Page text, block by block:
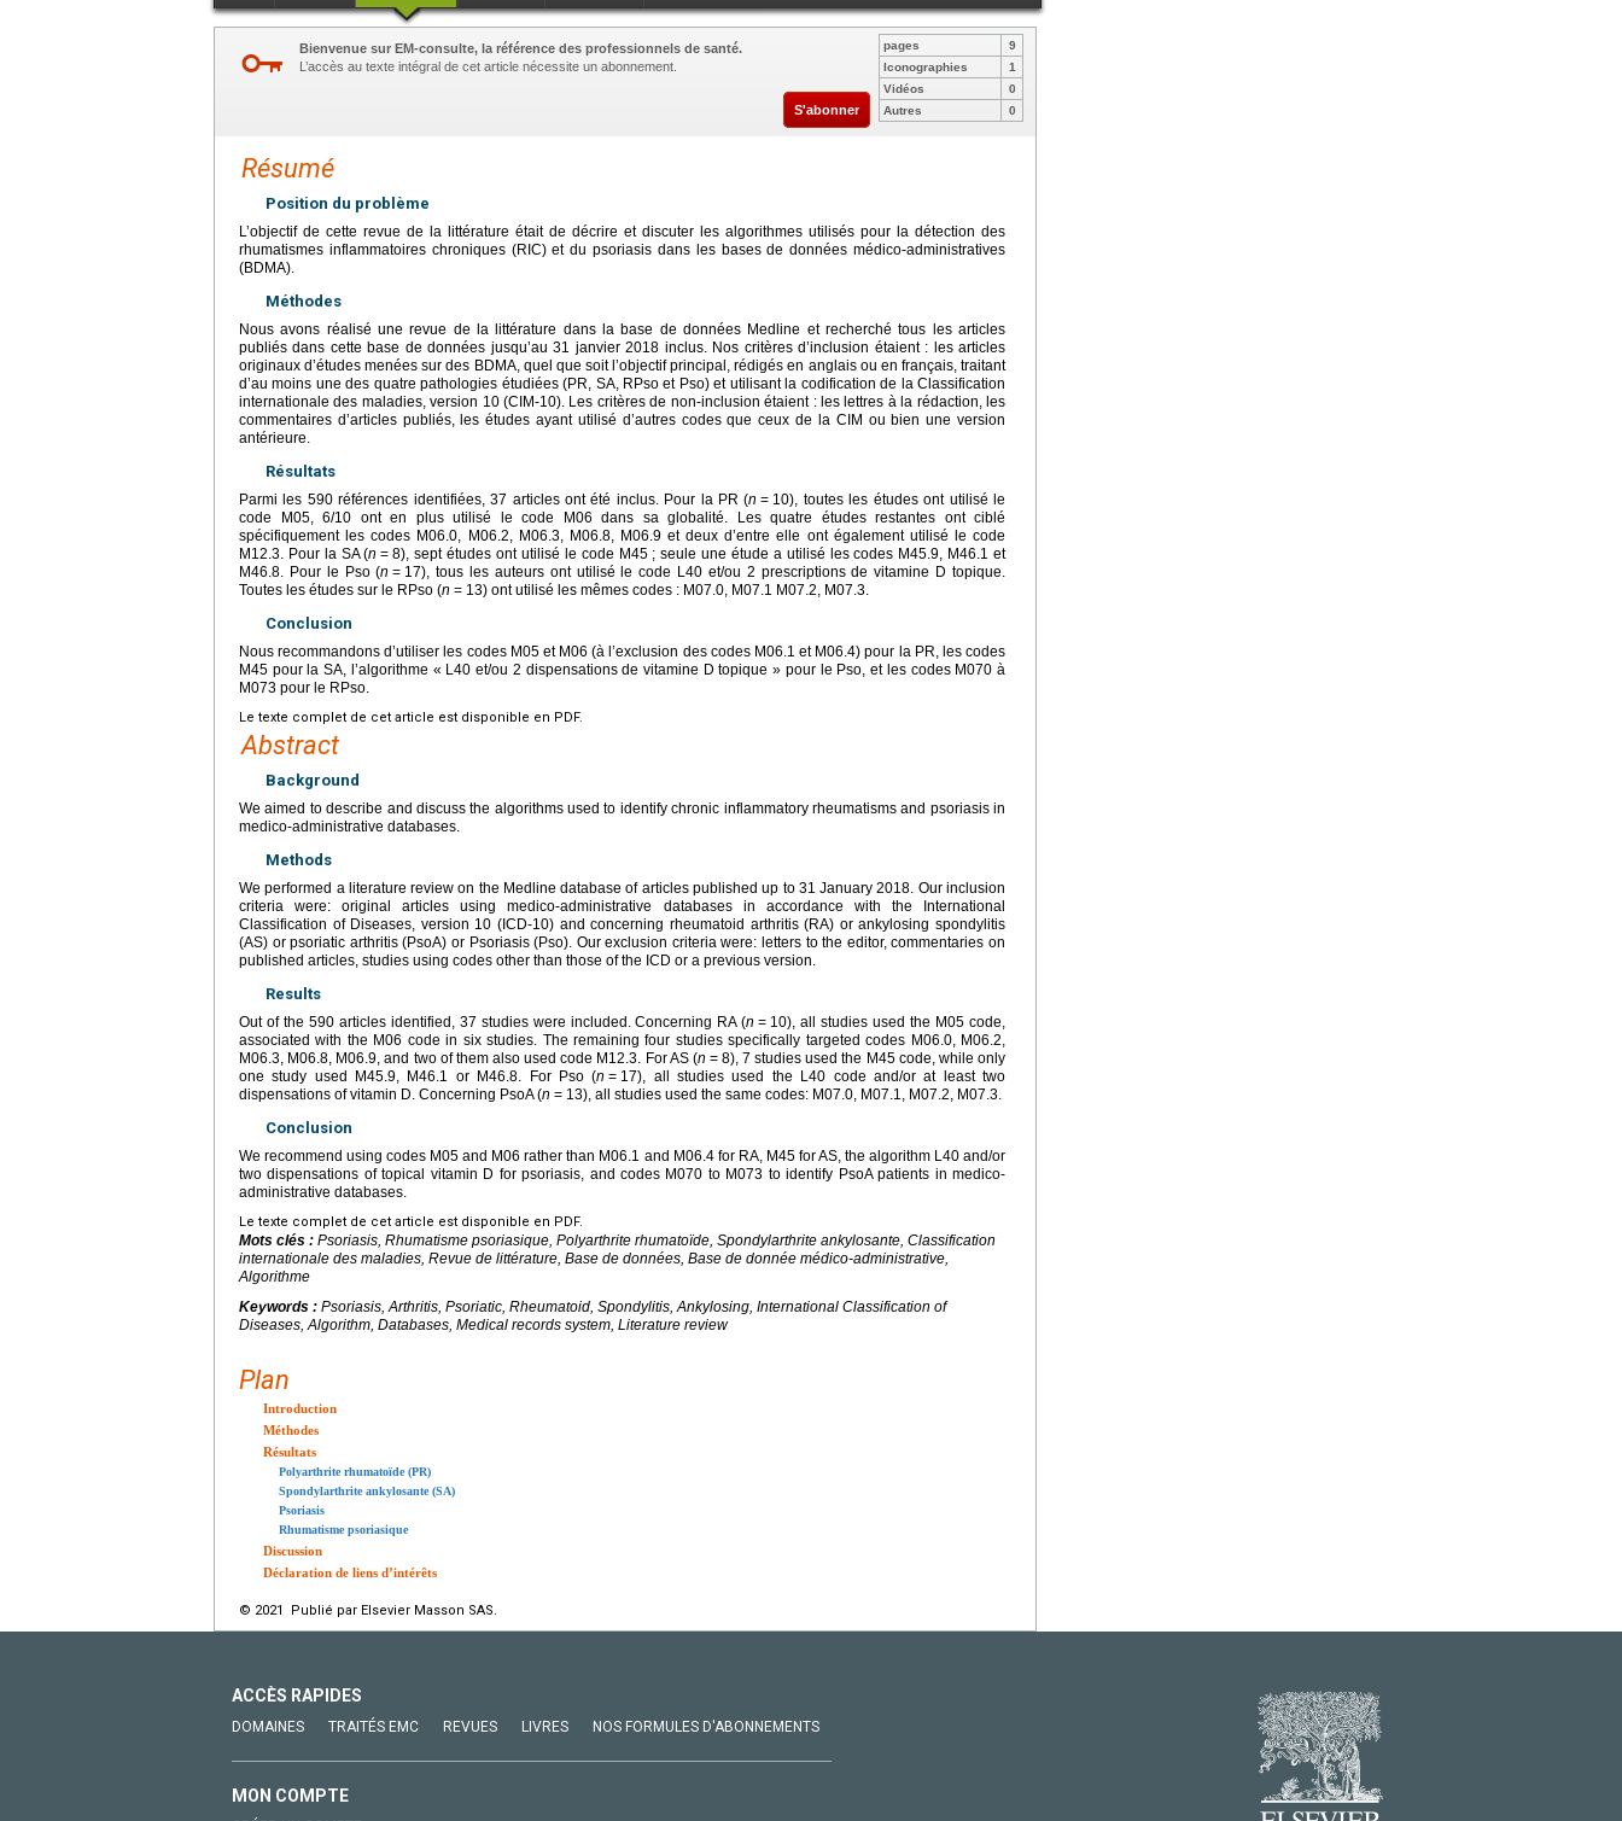
Bienvenue sur EM-consulte, la référence des professionnels de santé.
L’accès au texte intégral de cet article nécessite un abonnement.
S'abonner
pages
9
Iconographies
1
Vidéos
0
Autres
0
Résumé
Position du problème
L’objectif de cette revue de la littérature était de décrire et discuter les algorithmes utilisés pour la détection des
rhumatismes inflammatoires chroniques (RIC) et du psoriasis dans les bases de données médico-administratives
(BDMA).
Méthodes
Nous avons réalisé une revue de la littérature dans la base de données Medline et recherché tous les articles
publiés dans cette base de données jusqu’au 31 janvier 2018 inclus. Nos critères d’inclusion étaient : les articles
originaux d’études menées sur des BDMA, quel que soit l’objectif principal, rédigés en anglais ou en français, traitant
d’au moins une des quatre pathologies étudiées (PR, SA, RPso et Pso) et utilisant la codification de la Classification
internationale des maladies, version 10 (CIM-10). Les critères de non-inclusion étaient : les lettres à la rédaction, les
commentaires d’articles publiés, les études ayant utilisé d’autres codes que ceux de la CIM ou bien une version
antérieure.
Résultats
Parmi les 590 références identifiées, 37 articles ont été inclus. Pour la PR (n = 10), toutes les études ont utilisé le
code M05, 6/10 ont en plus utilisé le code M06 dans sa globalité. Les quatre études restantes ont ciblé
spécifiquement les codes M06.0, M06.2, M06.3, M06.8, M06.9 et deux d’entre elle ont également utilisé le code
M12.3. Pour la SA (n = 8), sept études ont utilisé le code M45 ; seule une étude a utilisé les codes M45.9, M46.1 et
M46.8. Pour le Pso (n = 17), tous les auteurs ont utilisé le code L40 et/ou 2 prescriptions de vitamine D topique.
Toutes les études sur le RPso (n = 13) ont utilisé les mêmes codes : M07.0, M07.1 M07.2, M07.3.
Conclusion
Nous recommandons d’utiliser les codes M05 et M06 (à l’exclusion des codes M06.1 et M06.4) pour la PR, les codes
M45 pour la SA, l’algorithme « L40 et/ou 2 dispensations de vitamine D topique » pour le Pso, et les codes M070 à
M073 pour le RPso.
Le texte complet de cet article est disponible en PDF.
Abstract
Background
We aimed to describe and discuss the algorithms used to identify chronic inflammatory rheumatisms and psoriasis in
medico-administrative databases.
Methods
We performed a literature review on the Medline database of articles published up to 31 January 2018. Our inclusion
criteria were: original articles using medico-administrative databases in accordance with the International
Classification of Diseases, version 10 (ICD-10) and concerning rheumatoid arthritis (RA) or ankylosing spondylitis
(AS) or psoriatic arthritis (PsoA) or Psoriasis (Pso). Our exclusion criteria were: letters to the editor, commentaries on
published articles, studies using codes other than those of the ICD or a previous version.
Results
Out of the 590 articles identified, 37 studies were included. Concerning RA (n = 10), all studies used the M05 code,
associated with the M06 code in six studies. The remaining four studies specifically targeted codes M06.0, M06.2,
M06.3, M06.8, M06.9, and two of them also used code M12.3. For AS (n = 8), 7 studies used the M45 code, while only
one study used M45.9, M46.1 or M46.8. For Pso (n = 17), all studies used the L40 code and/or at least two
dispensations of vitamin D. Concerning PsoA (n = 13), all studies used the same codes: M07.0, M07.1, M07.2, M07.3.
Conclusion
We recommend using codes M05 and M06 rather than M06.1 and M06.4 for RA, M45 for AS, the algorithm L40 and/or
two dispensations of topical vitamin D for psoriasis, and codes M070 to M073 to identify PsoA patients in medico-
administrative databases.
Le texte complet de cet article est disponible en PDF.
Mots clés : Psoriasis, Rhumatisme psoriasique, Polyarthrite rhumatoïde, Spondylarthrite ankylosante, Classification
internationale des maladies, Revue de littérature, Base de données, Base de donnée médico-administrative,
Algorithme
Keywords : Psoriasis, Arthritis, Psoriatic, Rheumatoid, Spondylitis, Ankylosing, International Classification of
Diseases, Algorithm, Databases, Medical records system, Literature review
Plan
Introduction
Méthodes
Résultats
Polyarthrite rhumatoïde (PR)
Spondylarthrite ankylosante (SA)
Psoriasis
Rhumatisme psoriasique
Discussion
Déclaration de liens d’intérêts
© 2021 Publié par Elsevier Masson SAS.
ACCÈS RAPIDES
DOMAINES TRAITÉS EMC REVUES LIVRES NOS FORMULES D'ABONNEMENTS
MON COMPTE